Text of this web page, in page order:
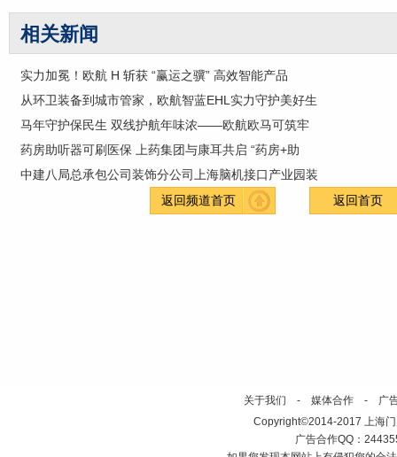
相关新闻
实力加冕！欧航 H 斩获 “赢运之骥” 高效智能产品
从环卫装备到城市管家，欧航智蓝EHL实力守护美好生
马年守护保民生 双线护航年味浓——欧航欧马可筑牢
药房助听器可刷医保 上药集团与康耳共启 “药房+助
中建八局总承包公司装饰分公司上海脑机接口产业园装
返回频道首页
返回首页
关于我们 - 媒体合作 - 广
Copyright©2014-2017 上海
广告合作QQ：